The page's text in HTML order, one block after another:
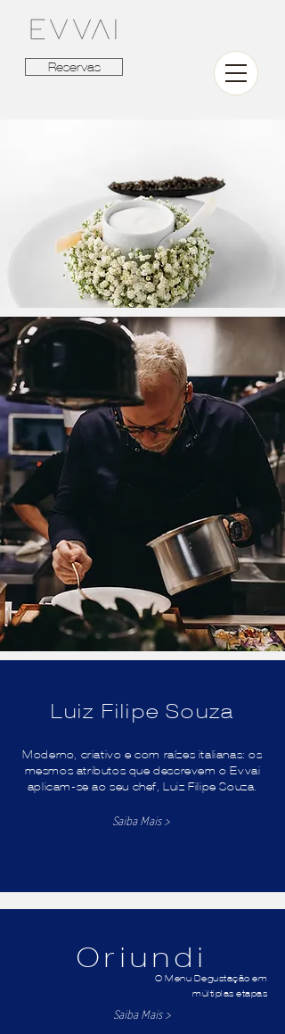
Reservas
Luiz Filipe Souza
Moderno, criativo e com raízes italianas: os
mesmos atributos que descrevem o Evvai
aplicam-se ao seu chef, Luiz Filipe Souza.
Saiba Mais >
O Menu Degustação em
múltiplas etapas
Oriundi
Saiba Mais >